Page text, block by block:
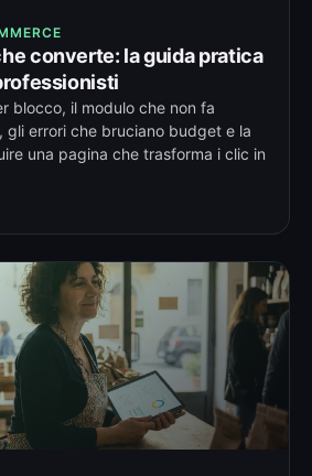
converte: la guida pratica
blocco, il modulo che non fa
gli errori che bruciano budget e la
una pagina che trasforma i clic in